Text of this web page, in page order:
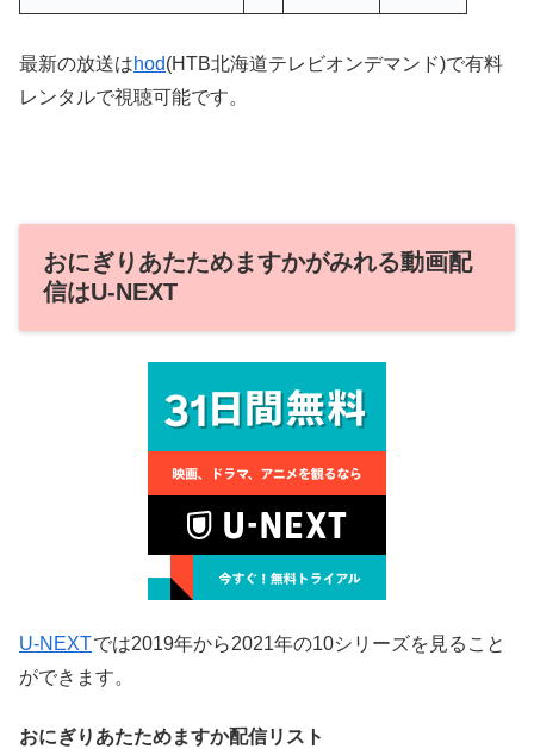
最新の放送はhod(HTB北海道テレビオンデマンド)で有料
レンタルで視聴可能です。
おにぎりあたためますかがみれる動画配
信はU-NEXT
U-NEXTでは2019年から2021年の10シリーズを見ること
ができます。
おにぎりあたためますか配信リスト